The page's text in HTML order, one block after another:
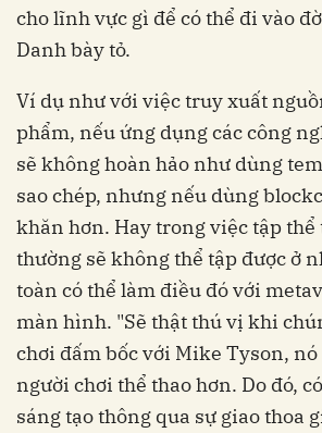
cho lĩnh vực gì để có thể đi vào
Danh bày tỏ.
Ví dụ như với việc truy xuất
phẩm, nếu ứng dụng các công
sẽ không hoàn hảo như dùng
sao chép, nhưng nếu dùng
khăn hơn. Hay trong việc tập thể
thường sẽ không thể tập được ở
toàn có thể làm điều đó với
màn hình. "Sẽ thật thú vị khi
chơi đấm bốc với Mike Tyson,
người chơi thể thao hơn. Do đó,
sáng tạo thông qua sự giao thoa